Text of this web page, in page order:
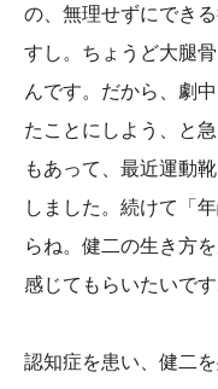
の、無理せずにでき
すし。ちょうど大腿
んです。だから、劇
たことにしよう、と
もあって、最近運動
しました。続けて「
らね。健二の生き方
感じてもらいたいで
認知症を患い、健二